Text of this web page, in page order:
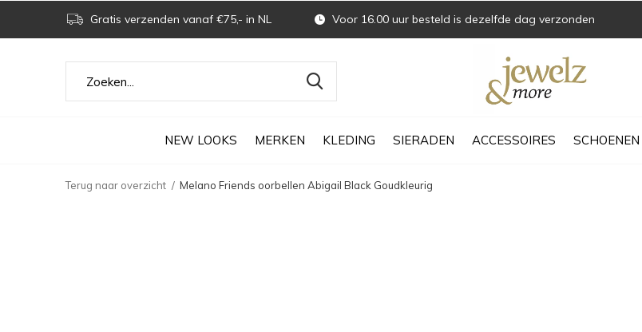
NEW LOOKS MERKEN KLEDING SIERADEN ACCESSOIRES SCHOENEN
Gratis verzenden vanaf €75,- in NL Voor 16.00 uur besteld is dezelfde dag verzonden
Terug naar overzicht Melano Friends oorbellen Abigail Black Goudkleurig